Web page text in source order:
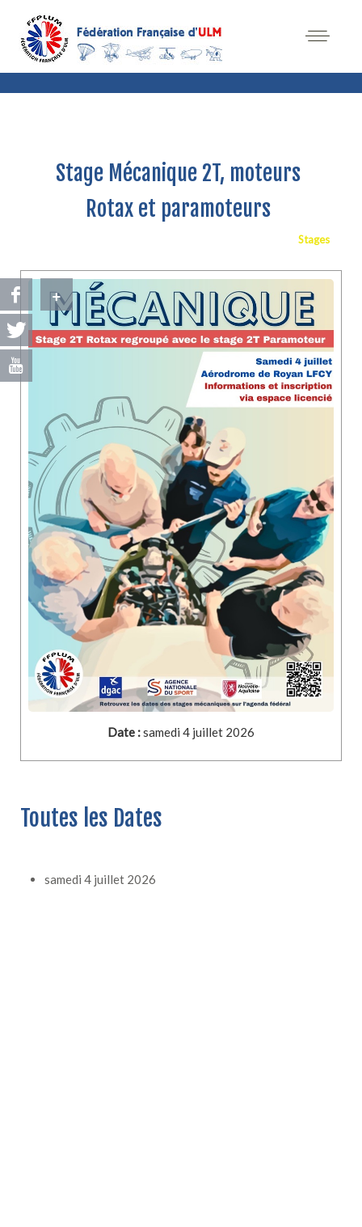
Stage Mécanique 2T, moteurs
Rotax et paramoteurs
Stages
Date :samedi 4 juillet 2026
Toutes les Dates
samedi 4 juillet 2026
+